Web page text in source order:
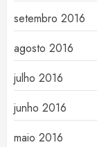
setembro 2016
agosto 2016
julho 2016
junho 2016
maio 2016